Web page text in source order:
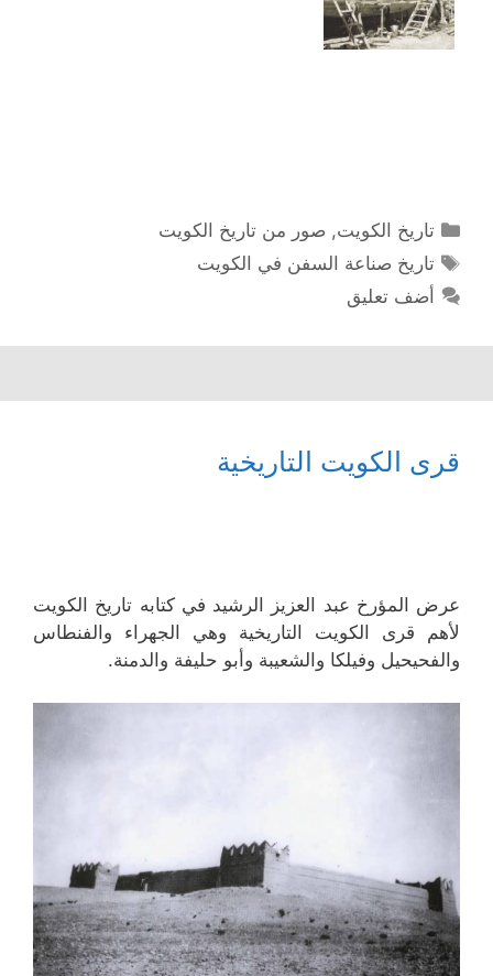
التصنيفات
تاريخ الكويت, صور من تاريخ الكويت
الوسوم
تاريخ صناعة السفن في الكويت
أضف تعليق
قرى الكويت التاريخية
عرض المؤرخ عبد العزيز الرشيد في كتابه تاريخ الكويت
لأهم قرى الكويت التاريخية وهي الجهراء والفنطاس
والفحيحيل وفيلكا والشعيبة وأبو حليفة والدمنة.